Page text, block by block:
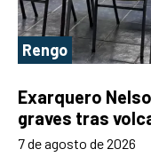
Rengo
Exarquero
graves tras
7 de agosto de 2026